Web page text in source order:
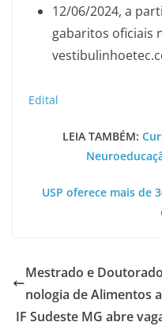
12/06/2024, a
gabaritos oficiais
Edital
LEIA TAMBÉM:
USP oferece mais de
Mestrado e
nologia de Alimentos
IF Sudeste MG abre